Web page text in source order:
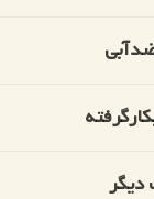
دیگر